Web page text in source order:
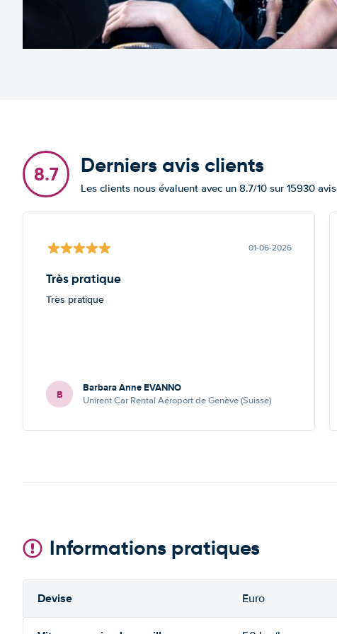
8.7 Derniers avis clients
Les clients nous évaluent avec un 8.7/10 sur 15930 avis
01-06-2026
Très pratique
Très pratique
B Barbara Anne EVANNO
Unirent Car Rental Aéroport de Genève (Suisse)
Informations pratiques
Devise Euro